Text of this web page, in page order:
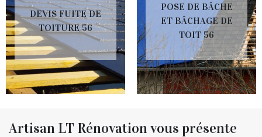
DEVIS FUITE DE
TOITURE 56
POSE DE BÂCHE
ET BÂCHAGE DE
TOIT 56
Artisan LT Rénovation vous présente